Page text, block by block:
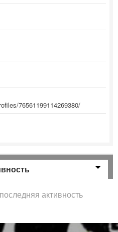
76561199114269380/
активность